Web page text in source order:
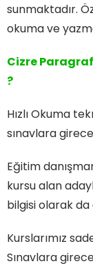
sunmaktadır.
okuma ve
Cizre
?
Hızlı Okuma
sınavlara
Eğitim
kursu alan
bilgisi olarak
Kurslarımız
Sınavlara